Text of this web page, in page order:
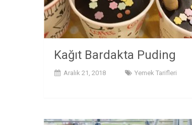
Kağıt Bardakta Puding
Aralık 21, 2018 Yemek Tarifleri